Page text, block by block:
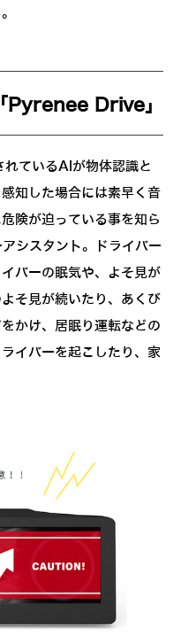
Pyrenee Drive」
ているAIが物体認識と
知した場合には素早く音
険が迫っている事を知ら
シスタント。ドライバー
バーの眠気や、よそ見が
そ見が続いたり、あくび
かけ、居眠り運転などの
イバーを起こしたり、家